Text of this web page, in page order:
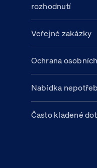
rozhodnutí
Veřejné zakázky
Ochrana
Nabídka
Často kladené